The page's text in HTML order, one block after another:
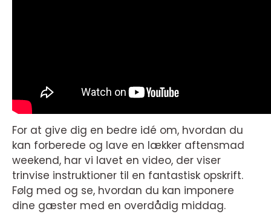
For at give dig en bedre idé om, hvordan du
kan forberede og lave en lækker aftensmad
weekend, har vi lavet en video, der viser
trinvise instruktioner til en fantastisk opskrift.
Følg med og se, hvordan du kan imponere
dine gæster med en overdådig middag.